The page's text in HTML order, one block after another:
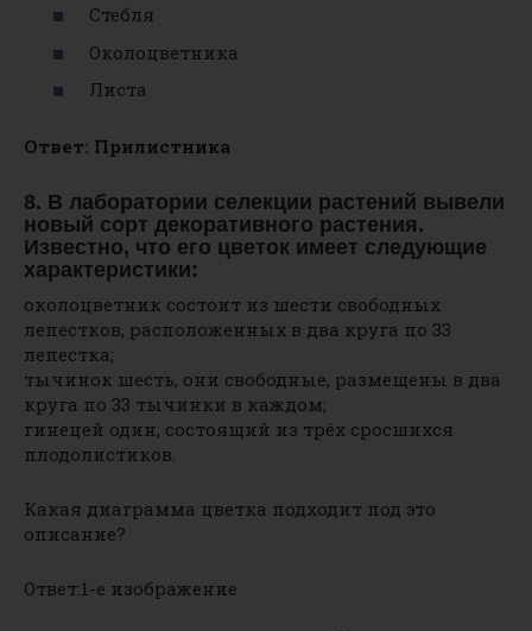
Стебля
Околоцветника
Листа
Ответ: Прилистника
8. В лаборатории селекции растений вывели
новый сорт декоративного растения.
Известно, что его цветок имеет следующие
характеристики:
околоцветник состоит из шести свободных
лепестков, расположенных в два круга по 33
лепестка;
тычинок шесть, они свободные, размещены в два
круга по 33 тычинки в каждом;
гинецей один, состоящий из трёх сросшихся
плодолистиков.
Какая диаграмма цветка подходит под это
описание?
Ответ:1-е изображение